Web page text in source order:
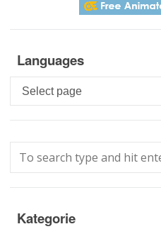
Languages
Languages
Kategorie